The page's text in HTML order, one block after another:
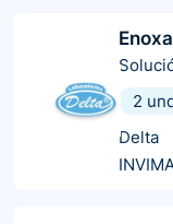
2
Delta